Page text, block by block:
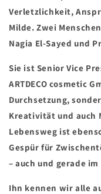
Verletzlichkeit,
Milde. Zwei
Nagia El-Sayed und
Sie ist Senior Vice
ARTDECO cosmetic
Durchsetzung,
Kreativität und auch
Lebensweg ist
Gespür für
– auch und gerade im
Ihn kennen wir alle